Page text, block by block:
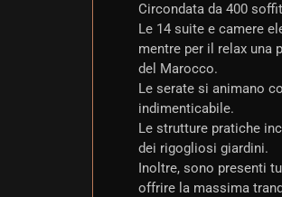
Circondata da 400
Le 14 suite e camere
mentre per il relax
del Marocco.
Le serate si animano
indimenticabile.
Le strutture pratiche
dei rigogliosi giardini.
Inoltre, sono presenti
offrire la massima